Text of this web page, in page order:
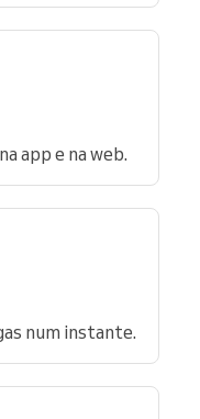
app e na web.
num instante.